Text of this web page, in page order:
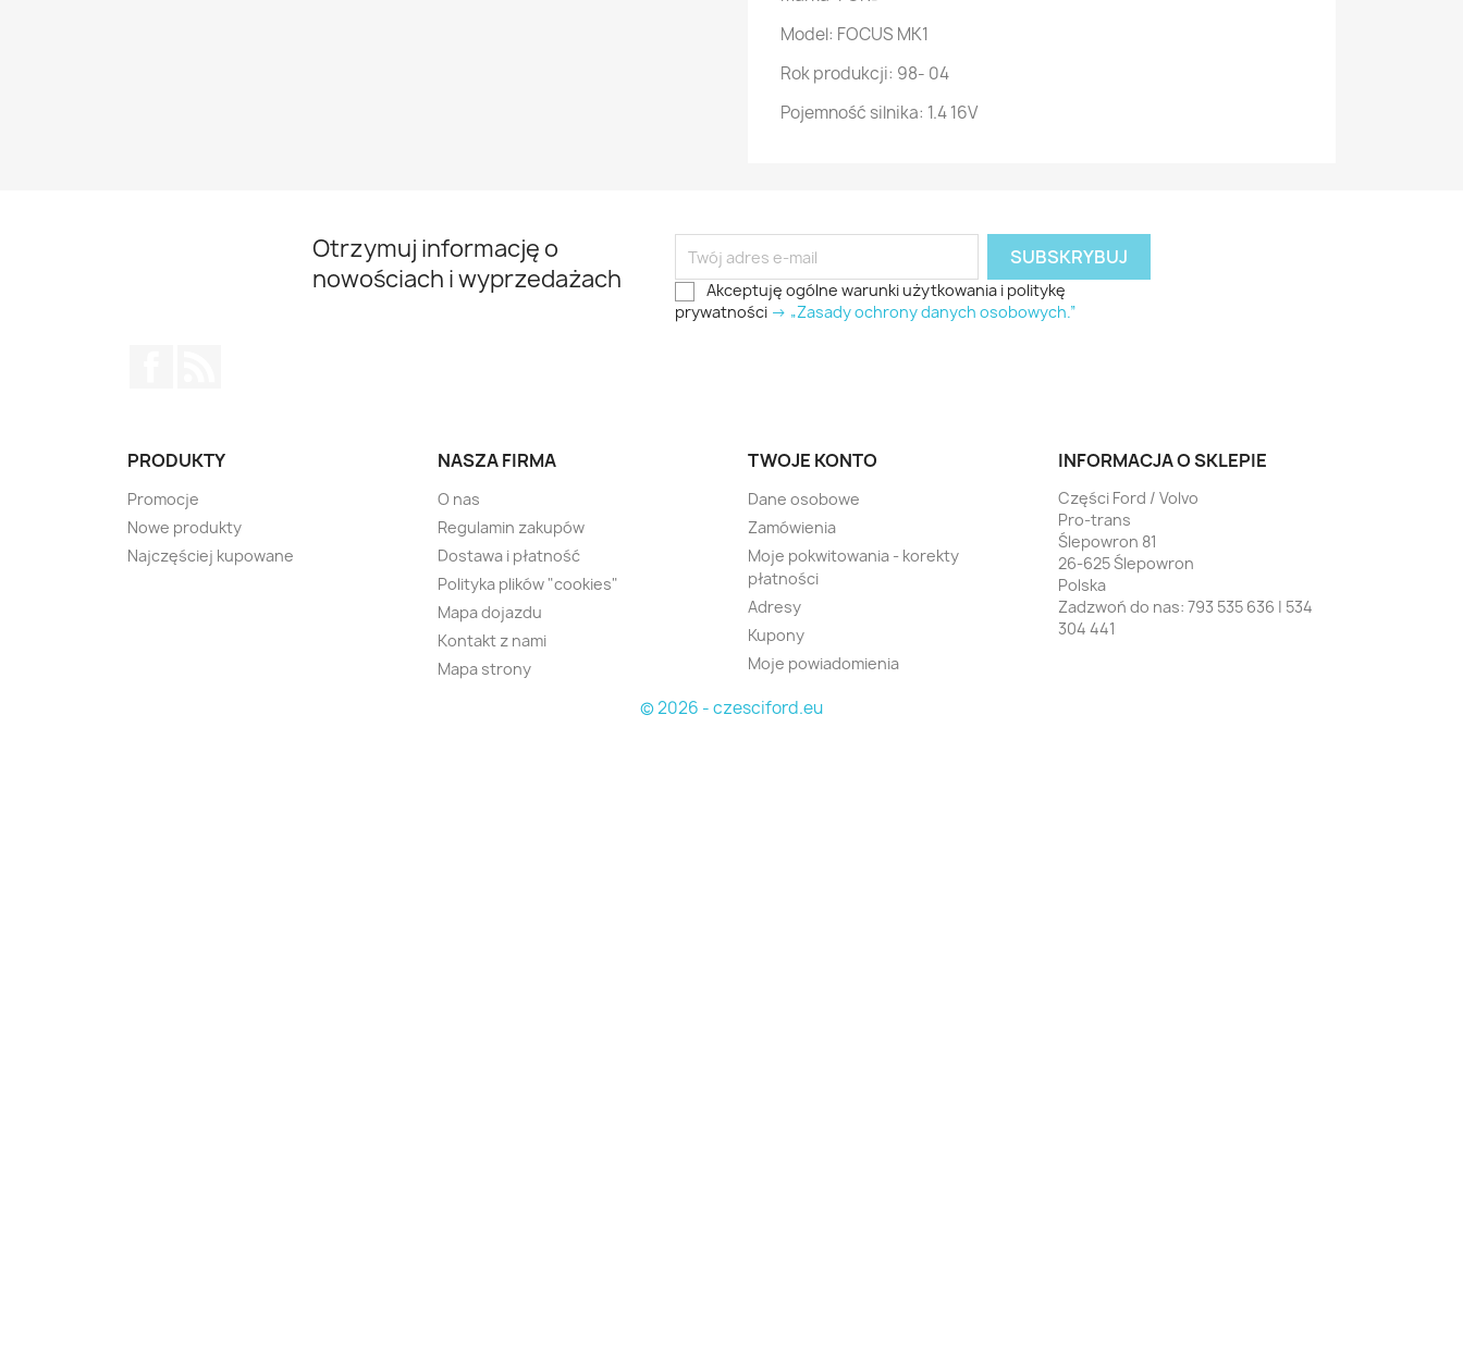
Model: FOCUS MK1
Rok produkcji: 98- 04
Pojemność silnika: 1.4 16V
Otrzymuj informację o
nowościach i wyprzedażach
Akceptuję ogólne warunki użytkowania i politykę
prywatności -> „Zasady ochrony danych osobowych.”
PRODUKTY
Promocje
Nowe produkty
Najczęściej kupowane
NASZA FIRMA
O nas
Regulamin zakupów
Dostawa i płatność
Polityka plików "cookies"
Mapa dojazdu
Kontakt z nami
Mapa strony
TWOJE KONTO
Dane osobowe
Zamówienia
Moje pokwitowania - korekty
płatności
Adresy
Kupony
Moje powiadomienia
INFORMACJA O SKLEPIE
Części Ford / Volvo
Pro-trans
Ślepowron 81
26-625 Ślepowron
Polska
Zadzwoń do nas: 793 535 636 | 534
304 441
© 2026 - czesciford.eu